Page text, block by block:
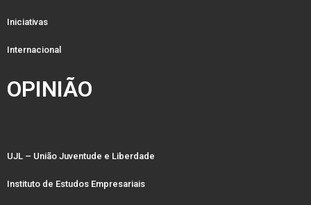
Iniciativas
Internacional
OPINIÃO
UJL – União Juventude e Liberdade
Instituto de Estudos Empresariais